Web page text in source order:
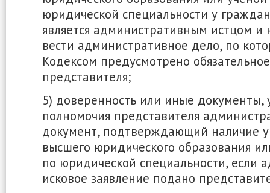
юридической специальности у
является административным истцом и
вести административное дело, по
Кодексом предусмотрено
представителя;
5) доверенность или иные документы,
полномочия представителя
документ, подтверждающий наличие у
высшего юридического образования
по юридической специальности, если
исковое заявление подано